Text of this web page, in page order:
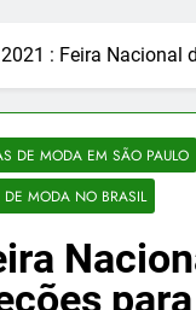
2021 : Feira
DE MODA EM SÃO PAULO
DE MODA NO BRASIL